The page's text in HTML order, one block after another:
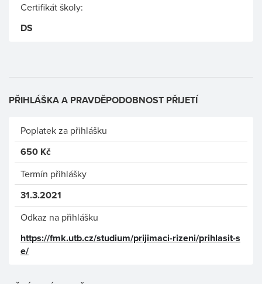
Certifikát školy:
DS
PŘIHLÁŠKA A PRAVDĚPODOBNOST PŘIJETÍ
Poplatek za přihlášku
650 Kč
Termín přihlášky
31.3.2021
Odkaz na přihlášku
https://fmk.utb.cz/studium/prijimaci-rizeni/prihlasit-s
e/